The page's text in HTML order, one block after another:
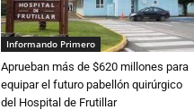
Informando Primero
Aprueban más de $620 millones para
equipar el futuro pabellón quirúrgico
del Hospital de Frutillar